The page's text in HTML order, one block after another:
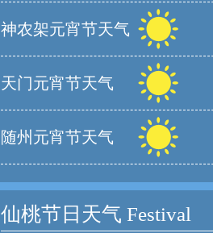
神农架元宵节天气
天门元宵节天气
随州元宵节天气
仙桃节日天气 Festival